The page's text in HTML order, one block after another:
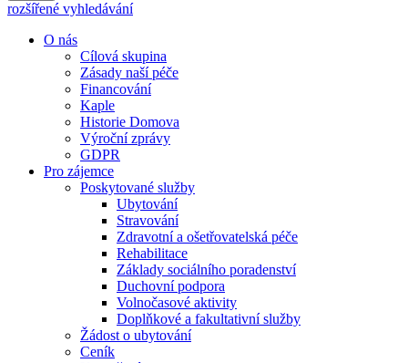
rozšířené vyhledávání
O nás
Cílová skupina
Zásady naší péče
Financování
Kaple
Historie Domova
Výroční zprávy
GDPR
Pro zájemce
Poskytované služby
Ubytování
Stravování
Zdravotní a ošetřovatelská péče
Rehabilitace
Základy sociálního poradenství
Duchovní podpora
Volnočasové aktivity
Doplňkové a fakultativní služby
Žádost o ubytování
Ceník